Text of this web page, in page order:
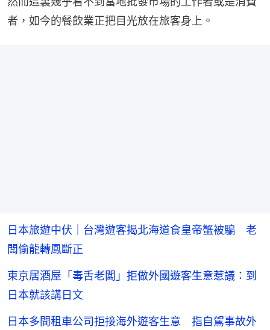
者，如今的餐飲業正把目光放在旅客身上。
日本旅遊中伏｜台灣遊客揭北海道食皇帝蟹被騙 老
闆偷龍轉鳳斷正
東京居酒屋「毒舌老闆」拒做外國遊客生意惹議：到
日本就該講日文
日本多間租車公司拒接海外遊客生意 指自駕事故外